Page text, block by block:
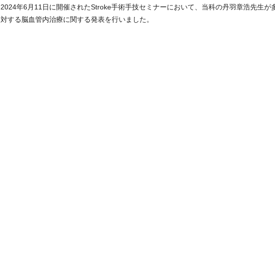
2024年6月11日に開催されたStroke手術手技セミナーにおいて、当科の丹羽章浩先生が
対する脳血管内治療に関する発表を行いました。